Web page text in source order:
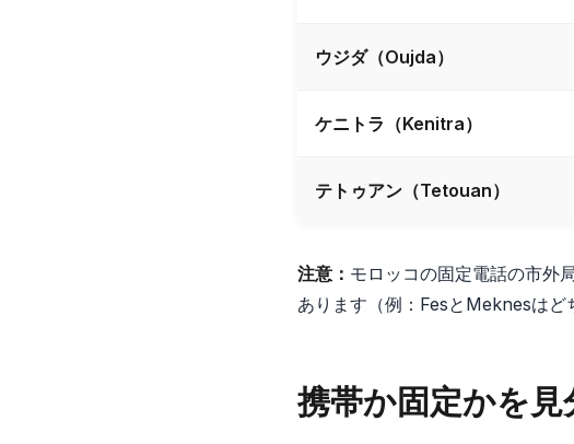
ウジダ（Oujda）
ケニトラ（Kenitra）
テトゥアン（Tetouan）
注意： モロッコの固定電話の市外
あります（例：FesとMeknesはど
携帯か固定かを